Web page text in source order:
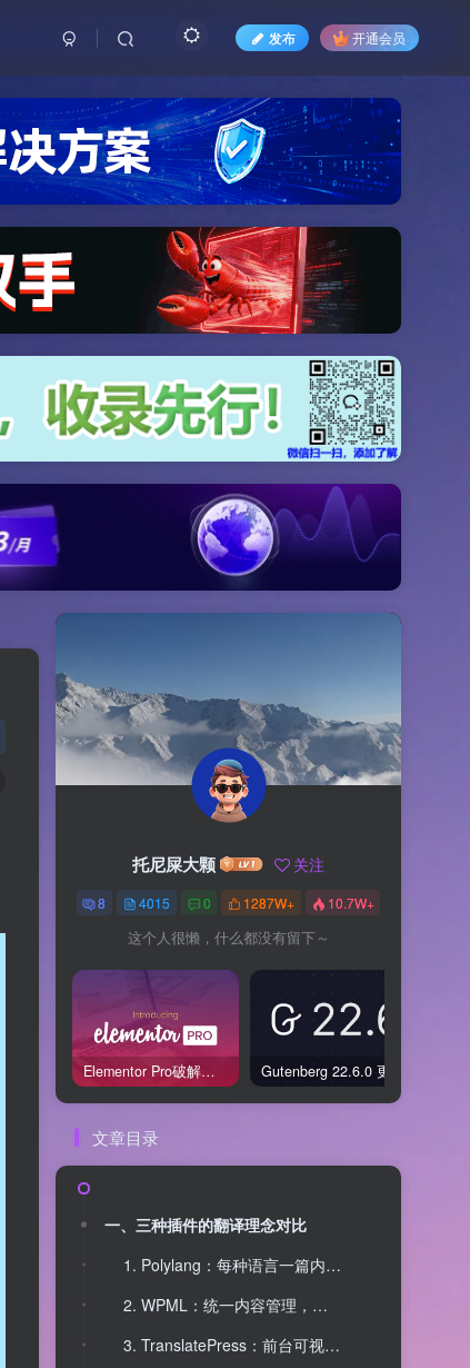
发布 开通会员
托尼屎大颗 关注
8 4015 0 1287W+ 10.7W+
这个人很懒，什么都没有留下～
Elementor Pro破解版还能用吗？2026年常见风险与后果盘点
文章目录
一、三种插件的翻译理念对比
1. Polylang：每种语言一篇内容，结构清晰
2. WPML：统一内容管理，集中调度翻译
3. TranslatePress：前台可视化翻译，注重体验